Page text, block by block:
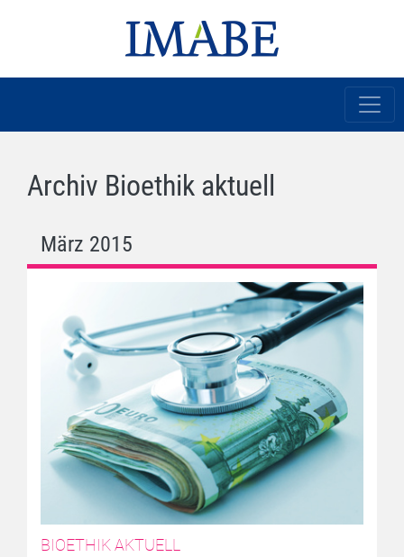
Archiv Bioethik aktuell
März 2015
BIOETHIK AKTUELL